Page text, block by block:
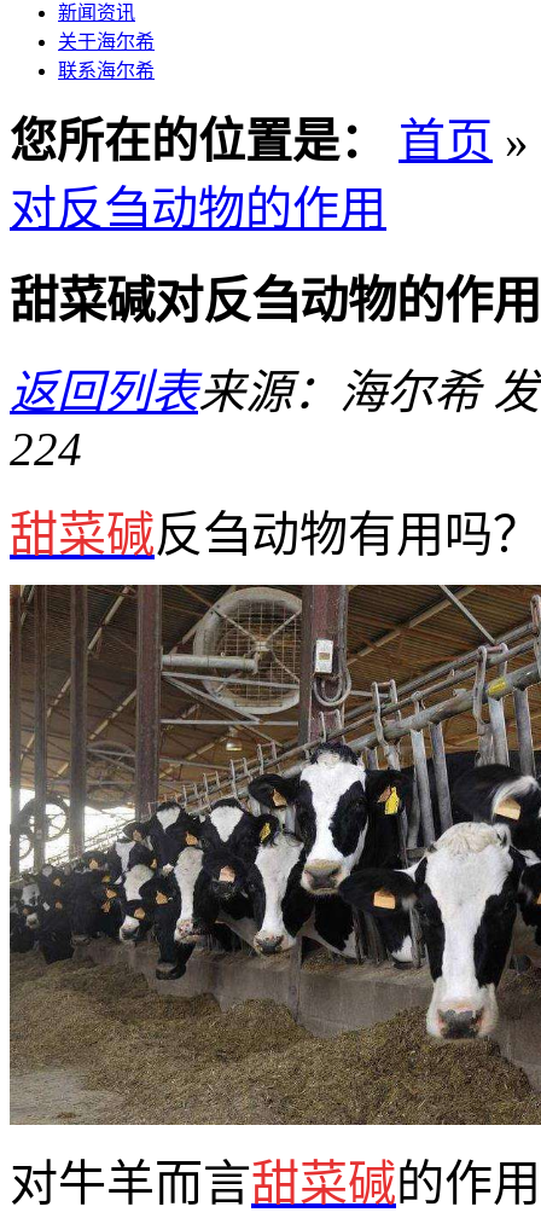
新闻资讯
关于海尔希
联系海尔希
您所在的位置是： 首页 »
对反刍动物的作用
甜菜碱对反刍动物的作用
返回列表来源：海尔希
224
甜菜碱反刍动物有用吗？
对牛羊而言甜菜碱的作用